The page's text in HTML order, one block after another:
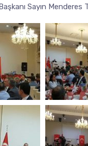
Sayın Menderes